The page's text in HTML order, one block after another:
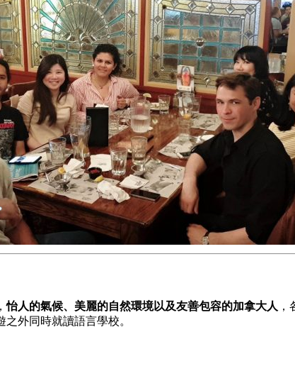
怡人的氣候、美麗的自然環境以及友善包容的加拿大人
外同時就讀語言學校。